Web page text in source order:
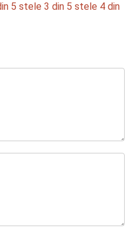
5 stele 3 din 5 stele 4 din